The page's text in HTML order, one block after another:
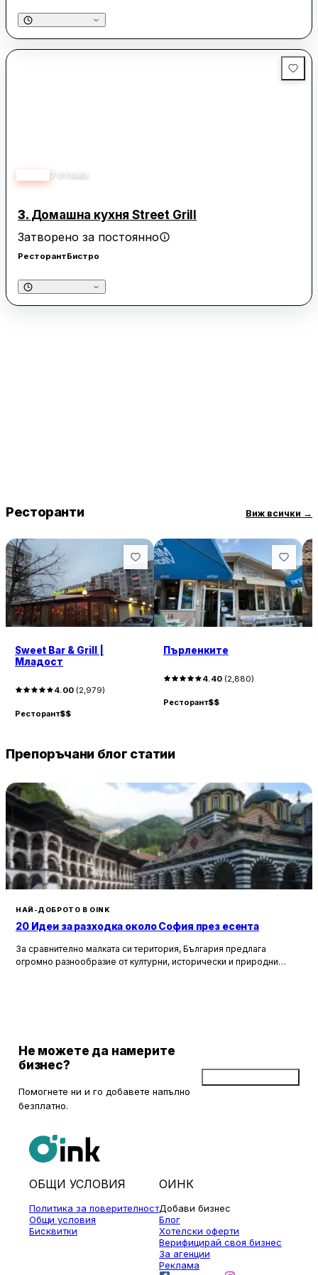
добре сготвени и вкусни ястия, които са на достъпни цени.
силно препоръчвани от клиентите.
Заведението е идеално за обяд или вечеря, като предлага
7 отзива
3. Домашна кухня Street Grill
Затворено за постоянно
РесторантБистро
Ресторанти Виж всички →
Sweet Bar & Grill |
Младост
4.00 (2,979)
Ресторант$$
Пърленките
4.40 (2,880)
Ресторант$$
Препоръчани блог статии
НАЙ-ДОБРОТО В OINK
20 Идеи за разходка около София през есента
За сравнително малката си територия, България предлага
огромно разнообразие от културни, исторически и природни
Не можете да намерите
бизнес?
Помогнете ни и го добавете напълно
безплатно.
ОБЩИ УСЛОВИЯ
Политика за поверителност
Общи условия
Бисквитки
ОИНК
Добави бизнес
Блог
Хотелски оферти
Верифицирай своя бизнес
За агенции
Реклама